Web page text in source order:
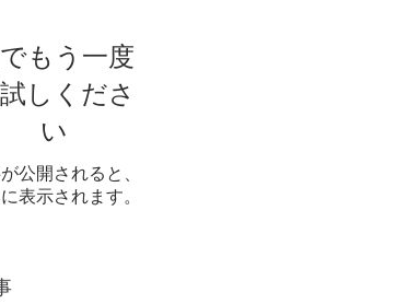
もう一度
しくださ
い
公開されると、
表示されます。